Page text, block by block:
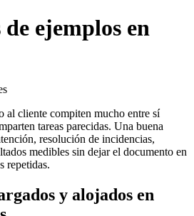
ejemplos en
al cliente compiten mucho entre sí
tareas parecidas. Una buena
resolución de incidencias,
medibles sin dejar el documento en
repetidas.
y alojados en